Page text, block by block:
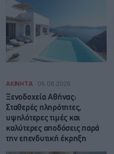
ΑΚΙΝΗΤΑ 06.08.2026
Ξενοδοχεία Αθήνας:
Σταθερές πληρότητες,
υψηλότερες τιμές και
καλύτερες αποδόσεις παρά
την επενδυτική έκρηξη